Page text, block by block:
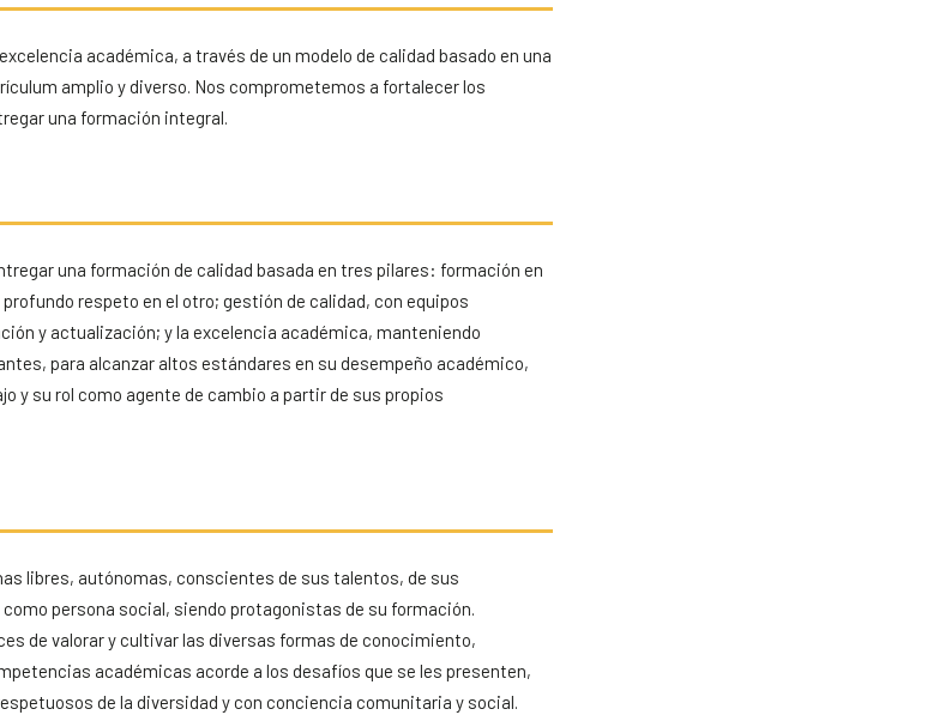
académica, a través de un modelo de calidad basado en una
amplio y diverso. Nos comprometemos a fortalecer los
una formación integral.
una formación de calidad basada en tres pilares: formación en
respeto en el otro; gestión de calidad, con equipos
y actualización; y la excelencia académica, manteniendo
para alcanzar altos estándares en su desempeño académico,
y su rol como agente de cambio a partir de sus propios
libres, autónomas, conscientes de sus talentos, de sus
persona social, siendo protagonistas de su formación.
de valorar y cultivar las diversas formas de conocimiento,
académicas acorde a los desafíos que se les presenten,
de la diversidad y con conciencia comunitaria y social.